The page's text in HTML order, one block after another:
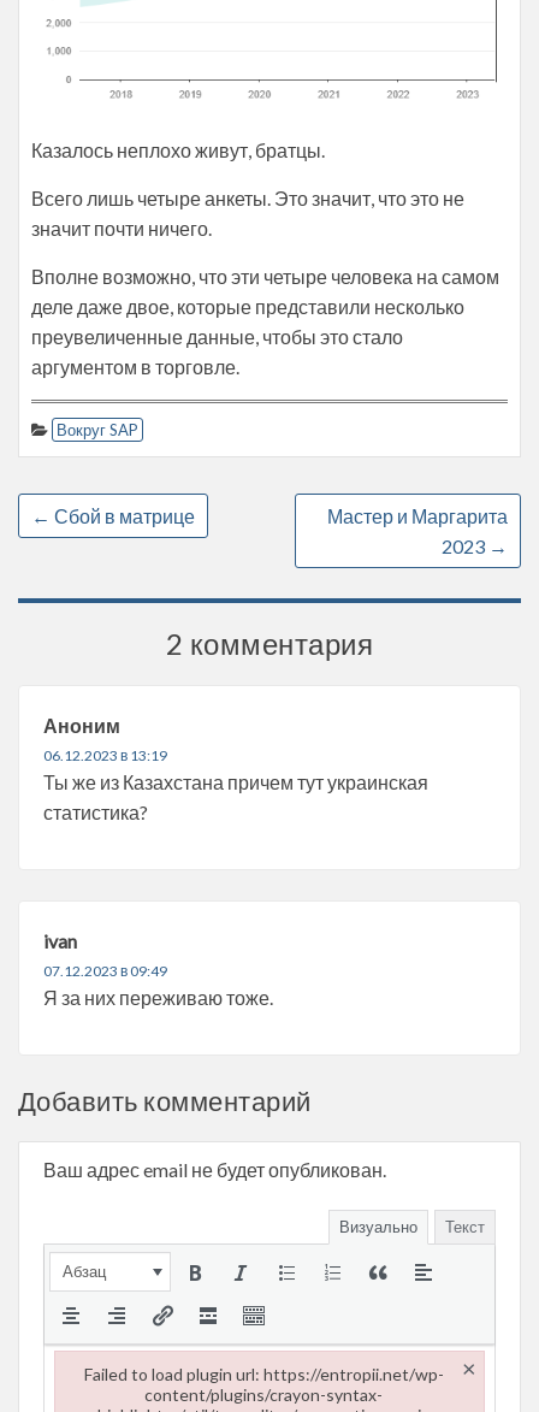
Казалось неплохо живут, братцы.
Всего лишь четыре анкеты. Это значит, что это не
значит почти ничего.
Вполне возможно, что эти четыре человека на самом
деле даже двое, которые представили несколько
преувеличенные данные, чтобы это стало
аргументом в торговле.
Вокруг SAP
← Сбой в матрице
Мастер и Маргарита
2023 →
2 комментария
Аноним
06.12.2023 в 13:19
Ты же из Казахстана причем тут украинская
статистика?
ivan
07.12.2023 в 09:49
Я за них переживаю тоже.
Добавить комментарий
Ваш адрес email не будет опубликован.
Визуально Текст
Абзац
Failed to load plugin url: https://entropii.net/wp-
content/plugins/crayon-syntax-
×